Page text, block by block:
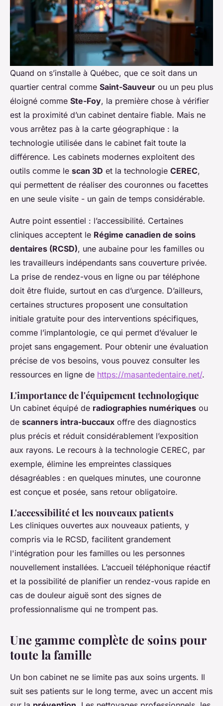
Quand on s’installe à Québec, que ce soit dans un
quartier central comme Saint-Sauveur ou un peu plus
éloigné comme Ste-Foy, la première chose à vérifier
est la proximité d’un cabinet dentaire fiable. Mais ne
vous arrêtez pas à la carte géographique : la
technologie utilisée dans le cabinet fait toute la
différence. Les cabinets modernes exploitent des
outils comme le scan 3D et la technologie CEREC,
qui permettent de réaliser des couronnes ou facettes
en une seule visite - un gain de temps considérable.
Autre point essentiel : l’accessibilité. Certaines
cliniques acceptent le Régime canadien de soins
dentaires (RCSD), une aubaine pour les familles ou
les travailleurs indépendants sans couverture privée.
La prise de rendez-vous en ligne ou par téléphone
doit être fluide, surtout en cas d’urgence. D’ailleurs,
certaines structures proposent une consultation
initiale gratuite pour des interventions spécifiques,
comme l’implantologie, ce qui permet d’évaluer le
projet sans engagement. Pour obtenir une évaluation
précise de vos besoins, vous pouvez consulter les
ressources en ligne de https://masantedentaire.net/.
L'importance de l'équipement technologique
Un cabinet équipé de radiographies numériques ou
de scanners intra-buccaux offre des diagnostics
plus précis et réduit considérablement l’exposition
aux rayons. Le recours à la technologie CEREC, par
exemple, élimine les empreintes classiques
désagréables : en quelques minutes, une couronne
est conçue et posée, sans retour obligatoire.
L'accessibilité et les nouveaux patients
Les cliniques ouvertes aux nouveaux patients, y
compris via le RCSD, facilitent grandement
l'intégration pour les familles ou les personnes
nouvellement installées. L’accueil téléphonique réactif
et la possibilité de planifier un rendez-vous rapide en
cas de douleur aiguë sont des signes de
professionnalisme qui ne trompent pas.
Une gamme complète de soins pour
toute la famille
Un bon cabinet ne se limite pas aux soins urgents. Il
suit ses patients sur le long terme, avec un accent mis